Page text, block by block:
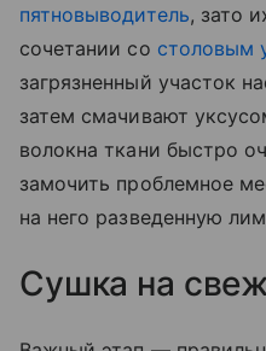
пятновыводитель, зато
сочетании со столовым
загрязненный участок
затем смачивают
волокна ткани быстро
замочить проблемное
на него разведенную
Сушка на